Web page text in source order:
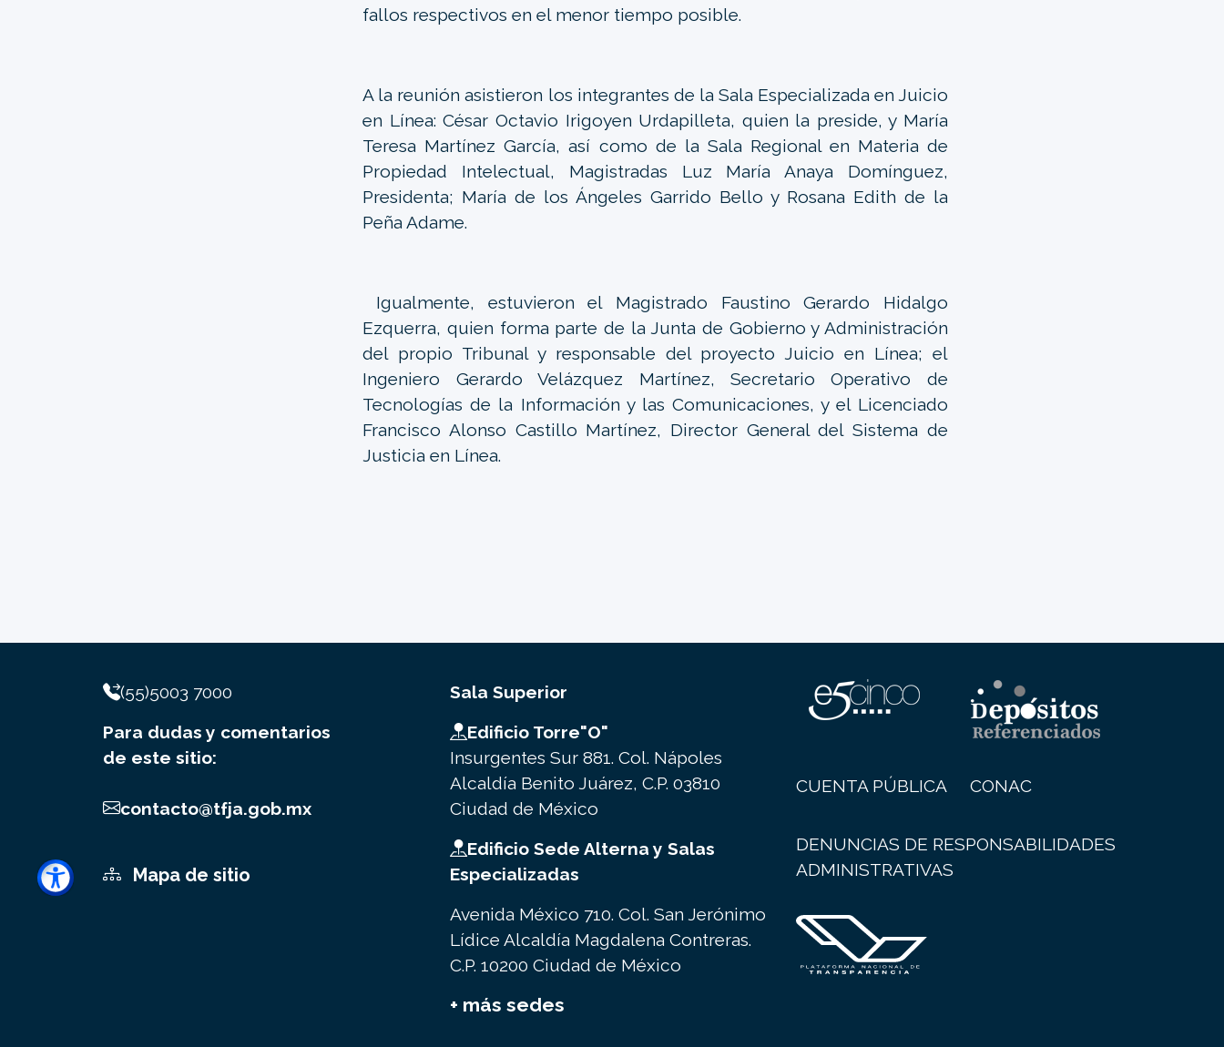
fallos respectivos en el menor tiempo posible.
A la reunión asistieron los integrantes de la Sala Especializada en Juicio
en Línea: César Octavio Irigoyen Urdapilleta, quien la preside, y María
Teresa Martínez García, así como de la Sala Regional en Materia de
Propiedad Intelectual, Magistradas Luz María Anaya Domínguez,
Presidenta; María de los Ángeles Garrido Bello y Rosana Edith de la
Peña Adame.
Igualmente, estuvieron el Magistrado Faustino Gerardo Hidalgo
Ezquerra, quien forma parte de la Junta de Gobierno y Administración
del propio Tribunal y responsable del proyecto Juicio en Línea; el
Ingeniero Gerardo Velázquez Martínez, Secretario Operativo de
Tecnologías de la Información y las Comunicaciones, y el Licenciado
Francisco Alonso Castillo Martínez, Director General del Sistema de
Justicia en Línea.
(55)5003 7000
Para dudas y comentarios
de este sitio:
contacto@tfja.gob.mx
Mapa de sitio
Sala Superior
Edificio Torre"O"
Insurgentes Sur 881. Col. Nápoles
Alcaldía Benito Juárez, C.P. 03810
Ciudad de México
Edificio Sede Alterna y Salas
Especializadas
Avenida México 710. Col. San Jerónimo
Lídice Alcaldía Magdalena Contreras.
C.P. 10200 Ciudad de México
+ más sedes
CUENTA PÚBLICA CONAC
DENUNCIAS DE RESPONSABILIDADES
ADMINISTRATIVAS